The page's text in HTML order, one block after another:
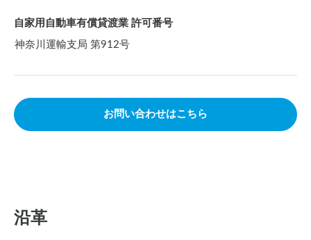
自家用自動車有償貸渡業 許可番号
神奈川運輸支局 第912号
お問い合わせはこちら
沿革